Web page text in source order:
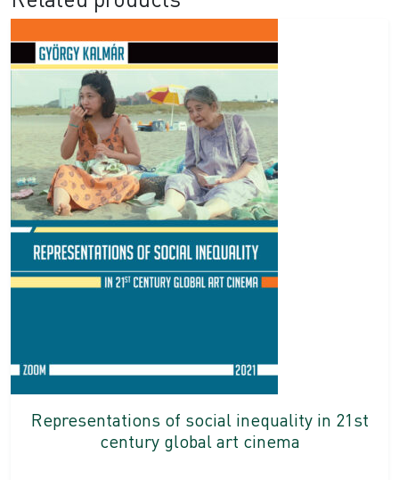
Representations of social inequality in 21st
century global art cinema